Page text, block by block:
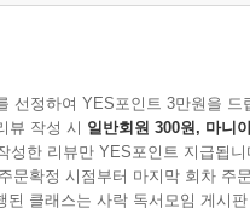
선정하여 YES포인트 3만원을 드
뷰 작성 시 일반회원 300원, 마니
성한 리뷰만 YES포인트 지급됩니
문확정 시점부터 마지막 회차 주
된 클래스는 사락 독서모임 게시